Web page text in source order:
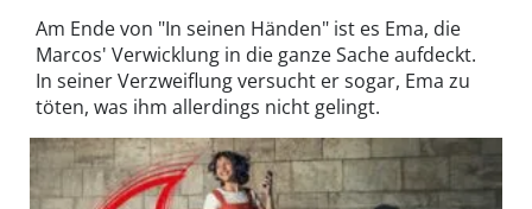
Am Ende von "In seinen Händen" ist es Ema, die
Marcos' Verwicklung in die ganze Sache aufdeckt.
In seiner Verzweiflung versucht er sogar, Ema zu
töten, was ihm allerdings nicht gelingt.